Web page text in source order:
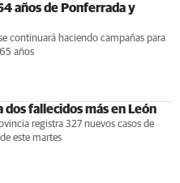
años de Ponferrada y
continuará haciendo campañas para
años
dos fallecidos más en León
registra 327 nuevos casos de
este martes